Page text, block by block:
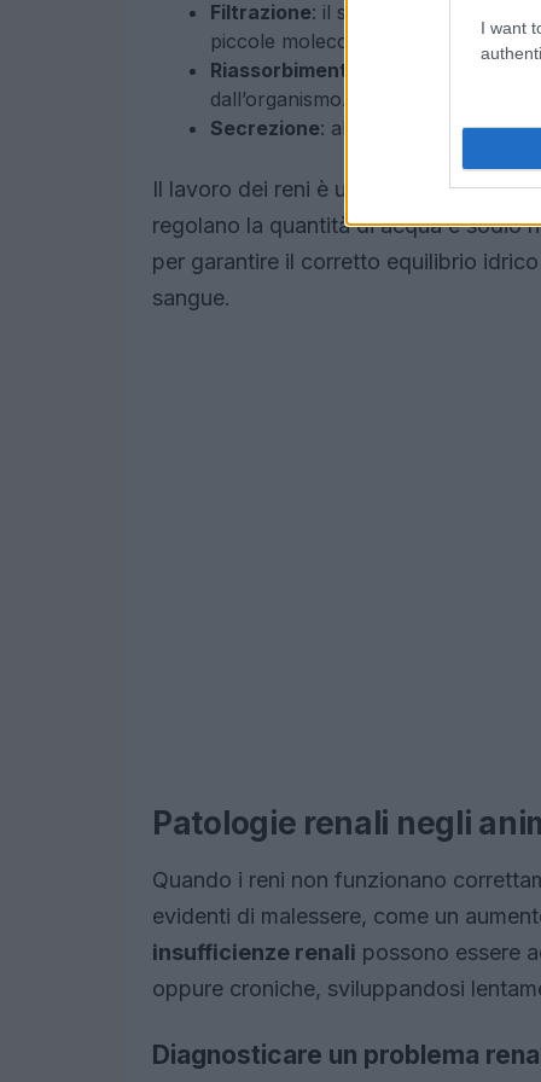
I want
Filtrazione: il sangue passa
piccole molecole, mentre globuli e
Riassorbimento
: sostanze
dall’organismo.
Secrezione: altre sostanze non
Il lavoro dei reni è ulteriormente
regolano la quantità di acqua e sodio
per garantire il corretto equilibrio
sangue.
Patologie renali negli
Quando i reni non funzionano
evidenti di malessere, come un
insufficienze renali possono essere
oppure croniche, sviluppandosi
Diagnosticare un problema